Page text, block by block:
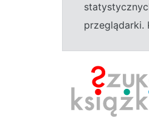
przeglądarki.